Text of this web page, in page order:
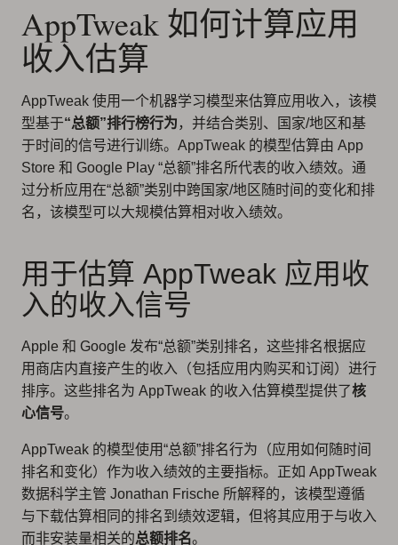
AppTweak 如何计算应用
收入估算
AppTweak 使用一个机器学习模型来估算应用收入，该模
型基于“总额”排行榜行为 ，并结合类别、国家/地区和基
于时间的信号进行训练。AppTweak 的模型估算由 App
Store 和 Google Play “总额”排名所代表的收入绩效。通
过分析应用在“总额”类别中跨国家/地区随时间的变化和排
名，该模型可以大规模估算相对收入绩效。
用于估算 AppTweak 应用收
入的收入信号
Apple 和 Google 发布“总额”类别排名，这些排名根据应
用商店内直接产生的收入（包括应用内购买和订阅）进行
排序。这些排名为 AppTweak 的收入估算模型提供了核
心信号。
AppTweak 的模型使用“总额”排名行为（应用如何随时间
排名和变化）作为收入绩效的主要指标。正如 AppTweak
数据科学主管 Jonathan Frische 所解释的，该模型遵循
与下载估算相同的排名到绩效逻辑，但将其应用于与收入
而非安装量相关的总额排名。